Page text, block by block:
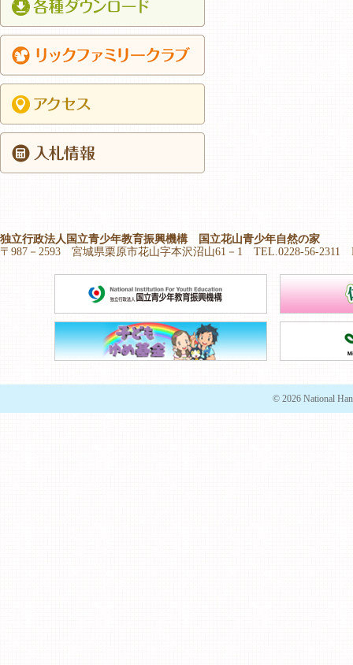
独立行政法人国立青少年教育振興機構 国立花山青少年自然の家
〒987－2593 宮城県栗原市花山字本沢沼山61－1 TEL.0228-56-2311
© 2026 National